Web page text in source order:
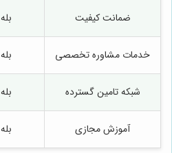
ضمانت کیفیت بله
خدمات مشاوره تخصصی بله
شبکه تامین گسترده بله
آموزش مجازی بله